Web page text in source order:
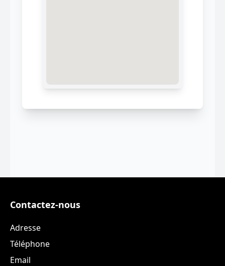
Contactez-nous
Adresse
Téléphone
Email